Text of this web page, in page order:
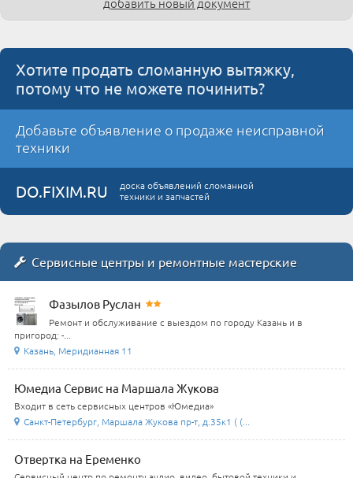
Хотите продать сломанную вытяжку,
потому что не можете починить?
Добавьте объявление о продаже неисправной
техники
DO.FIXIM.RU
доска объявлений сломанной
техники и запчастей
Сервисные центры и ремонтные мастерские
Фазылов Руслан
Ремонт и обслуживание с выездом по городу Казань и в
пригород: -...
Казань, Меридианная 11
Юмедиа Сервис на Маршала Жукова
Входит в сеть сервисных центров «Юмедиа»
Санкт-Петербург, Маршала Жукова пр-т, д.35к1 ( (...
Отвертка на Еременко